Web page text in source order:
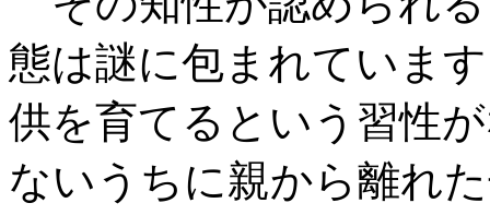
態は謎に包まれていま
供を育てるという習性
ないうちに親から離れ